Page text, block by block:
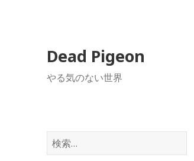
Dead Pigeon
やる気のない世界
検
索: